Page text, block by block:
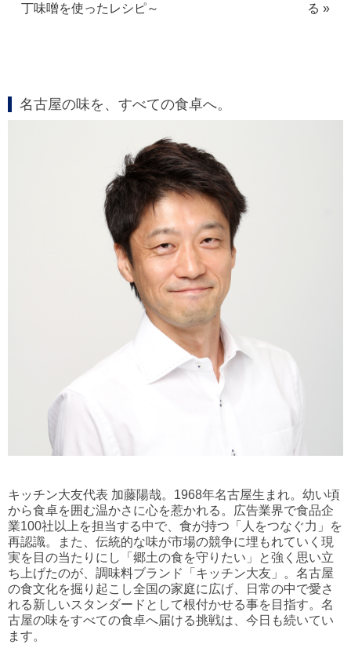
丁味噌を使ったレシピ～
る »
名古屋の味を、すべての食卓へ。
キッチン大友代表 加藤陽哉。1968年名古屋生まれ。幼い頃
から食卓を囲む温かさに心を惹かれる。広告業界で食品企
業100社以上を担当する中で、食が持つ「人をつなぐ力」を
再認識。また、伝統的な味が市場の競争に埋もれていく現
実を目の当たりにし「郷土の食を守りたい」と強く思い立
ち上げたのが、調味料ブランド「キッチン大友」。名古屋
の食文化を掘り起こし全国の家庭に広げ、日常の中で愛さ
れる新しいスタンダードとして根付かせる事を目指す。名
古屋の味をすべての食卓へ届ける挑戦は、今日も続いてい
ます。